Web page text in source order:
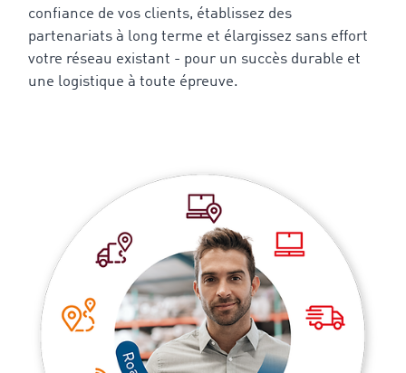
confiance de vos clients, établissez des
partenariats à long terme et élargissez sans effort
votre réseau existant - pour un succès durable et
une logistique à toute épreuve.